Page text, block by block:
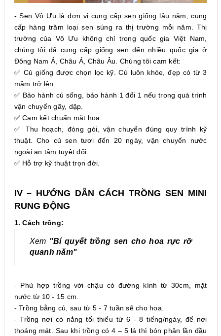
- Sen Vô Ưu là đơn vị cung cấp sen giống lâu năm, cung
cấp hàng trăm loại sen súng ra thị trường mỗi năm. Thị
trường của Vô Ưu không chỉ trong quốc gia Việt Nam,
chúng tôi đã cung cấp giống sen đến nhiều quốc gia ở
Đông Nam Á, Châu Á, Châu Âu. Chúng tôi cam kết:
✅ Củ giống được chọn lọc kỹ. Củ luôn khỏe, đẹp có từ 3
mầm trở lên.
✅ Bảo hành củ sống, bảo hành 1 đổi 1 nếu trong quá trình
vận chuyển gãy, dập.
✅ Cam kết chuẩn mặt hoa.
✅ Thu hoạch, đóng gói, vận chuyển đúng quy trình kỹ
thuật. Cho củ sen tươi đến 20 ngày, vận chuyển nước
ngoài an tâm tuyệt đối.
✅ Hỗ trợ kỹ thuật trọn đời.
IV – HƯỚNG DẪN CÁCH TRỒNG SEN MINI
RUNG ĐỘNG
1. Cách trồng:
Xem "Bí quyết trồng sen cho hoa rực rỡ
quanh năm"
- Phù hợp trồng với chậu có đường kính từ 30cm, mặt
nước từ 10 - 15 cm.
- Trồng bằng củ, sau từ 5 - 7 tuần sẽ cho hoa.
- Trồng nơi có nắng tối thiểu từ 6 - 8 tiếng/ngày, để nơi
thoáng mát. Sau khi trồng có 4 – 5 lá thì bón phân lần đầu